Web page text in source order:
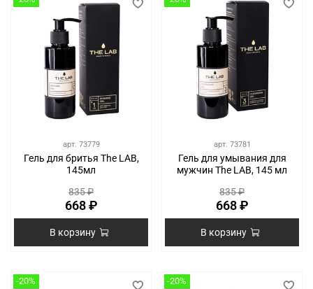
арт. 73779
Гель для бритья The LAB,
145мл
835 ₽
668 ₽
В корзину
арт. 73781
Гель для умывания для
мужчин The LAB, 145 мл
835 ₽
668 ₽
В корзину
-20% -20%